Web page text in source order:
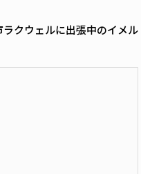
クウェルに出張中のイメル